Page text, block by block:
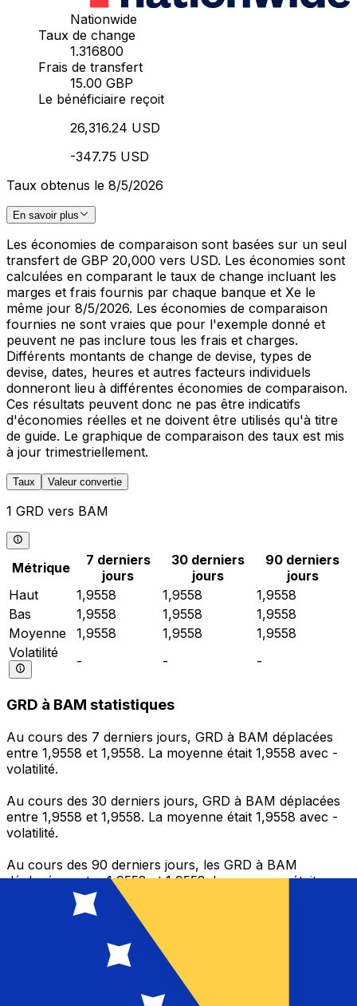
Nationwide
Taux de change
1.316800
Frais de transfert
15.00 GBP
Le bénéficiaire reçoit
26,316.24 USD
-347.75 USD
Taux obtenus le 8/5/2026
En savoir plus
Les économies de comparaison sont basées sur un seul
transfert de GBP 20,000 vers USD. Les économies sont
calculées en comparant le taux de change incluant les
marges et frais fournis par chaque banque et Xe le
même jour 8/5/2026. Les économies de comparaison
fournies ne sont vraies que pour l'exemple donné et
peuvent ne pas inclure tous les frais et charges.
Différents montants de change de devise, types de
devise, dates, heures et autres facteurs individuels
donneront lieu à différentes économies de comparaison.
Ces résultats peuvent donc ne pas être indicatifs
d'économies réelles et ne doivent être utilisés qu'à titre
de guide. Le graphique de comparaison des taux est mis
à jour trimestriellement.
Taux Valeur convertie
1 GRD vers BAM
Métrique
7 derniers
jours
30 derniers
jours
90 derniers
jours
Haut
1,9558 1,9558
1,9558
Bas
1,9558 1,9558
1,9558
Moyenne
1,9558 1,9558
1,9558
Volatilité
- - -
GRD à BAM statistiques
Au cours des 7 derniers jours, GRD à BAM déplacées
entre 1,9558 et 1,9558. La moyenne était 1,9558 avec -
volatilité.
Au cours des 30 derniers jours, GRD à BAM déplacées
entre 1,9558 et 1,9558. La moyenne était 1,9558 avec -
volatilité.
Au cours des 90 derniers jours, les GRD à BAM
déplacées entre 1,9558 et 1,9558. La moyenne était
1,9558 avec - volatilité.
Gérez votre argent et vos devises lorsque vous